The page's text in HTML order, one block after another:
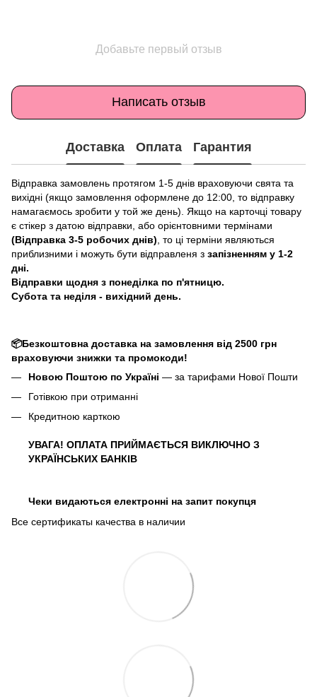
Добавьте первый отзыв
Написать отзыв
Доставка Оплата Гарантия
Відправка замовлень протягом 1-5 днів враховуючи свята та
вихідні (якщо замовлення оформлене до 12:00, то відправку
намагаємось зробити у той же день). Якщо на карточці товару
є стікер з датою відправки, або орієнтовними термінами
(Відправка 3-5 робочих днів) , то ці терміни являються
приблизними і можуть бути відправленя з запізненням у 1-2
дні.
Відправки щодня з понеділка по п'ятницю.
Субота та неділя - вихідний день.
📦Безкоштовна доставка на замовлення від 2500 грн
враховуючи знижки та промокоди!
Новою Поштою по Україні — за тарифами Нової Пошти
Готівкою при отриманні
Кредитною карткою
УВАГА! ОПЛАТА ПРИЙМАЄТЬСЯ ВИКЛЮЧНО З
УКРАЇНСЬКИХ БАНКІВ
Чеки видаються електронні на запит покупця
Все сертификаты качества в наличии